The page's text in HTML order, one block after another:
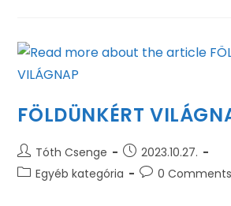
FÖLDÜNKÉRT
Tóth Csenge
2023.10.27.
Egyéb kategória
0 Comments